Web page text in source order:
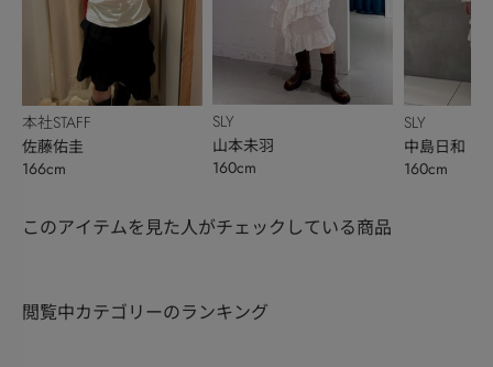
本社STAFF
佐藤佑圭
166cm
SLY
山本未羽
160cm
SLY
中島日和
160cm
このアイテムを見た人がチェックしている商品
閲覧中カテゴリーのランキング